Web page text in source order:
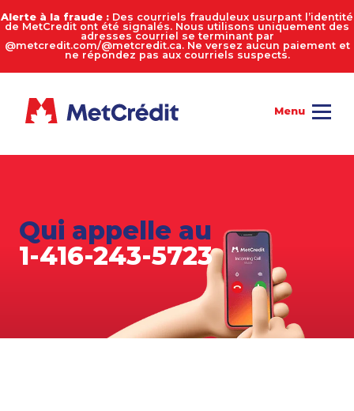
Alerte à la fraude : Des courriels frauduleux usurpant l’identité
de MetCredit ont été signalés. Nous utilisons uniquement des
adresses courriel se terminant par
@metcredit.com/@metcredit.ca. Ne versez aucun paiement et
ne répondez pas aux courriels suspects.
Qui appelle au
1-416-243-5723